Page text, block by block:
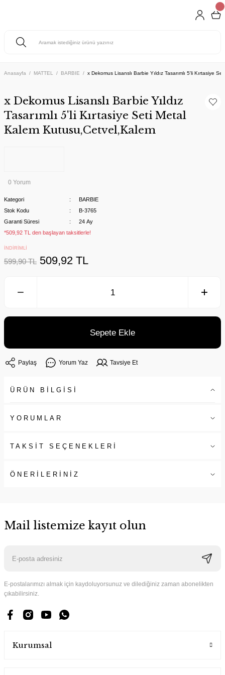
Anasayfa MATTEL BARBIE x Dekomus Lisanslı Barbie Yıldız Tasarımlı 5'li Kırtasiye
x Dekomus Lisanslı Barbie Yıldız
Tasarımlı 5'li Kırtasiye Seti Metal
Kalem Kutusu,Cetvel,Kalem
0 Yorum
Kategori
BARBIE
Stok Kodu
B-3765
Garanti Süresi
24 Ay
*509,92 TL den başlayan taksitlerle!
İNDİRİMLİ
599,90 TL 509,92 TL
Sepete Ekle
Paylaş Yorum Yaz Tavsiye Et
ÜRÜN BİLGİSİ
YORUMLAR
TAKSİT SEÇENEKLERİ
ÖNERİLERİNİZ
Mail listemize kayıt olun
E-postalarımızı almak için kaydoluyorsunuz ve dilediğiniz zaman abonelikten
çıkabilirsiniz.
Kurumsal